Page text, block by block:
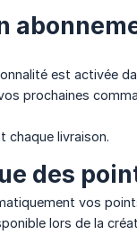
est activée
prochaines
chaque livraison.
des
vos
lors de la